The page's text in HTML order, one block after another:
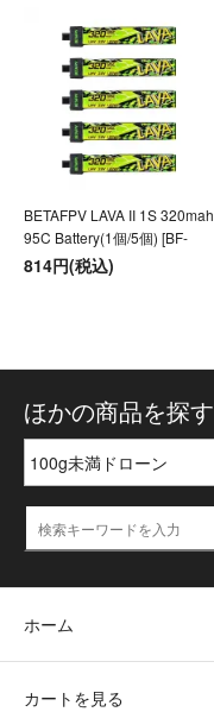
BETAFPV LAVA II 1S 320mah
95C Battery(1個/5個) [BF-
814円(税込)
ほかの商品を探す
ホーム
カートを見る